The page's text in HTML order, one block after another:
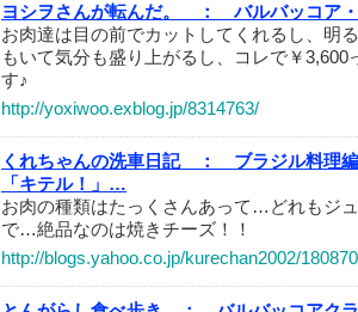
ヨシヲさんが転んだ。 ：
バルバッコア
お肉達は目の前でカットしてくれるし、明
もいて気分も盛り上がるし、コレで￥
す♪
http://yoxiwoo.exblog.jp/8314763/
くれちゃんの洗車日記 ：
ブラジル料理
「キテル！」…
お肉の種類はたっくさんあって…どれもジ
で…絶品なのは焼きチーズ！！
http://blogs.yahoo.co.jp/kurechan2002/